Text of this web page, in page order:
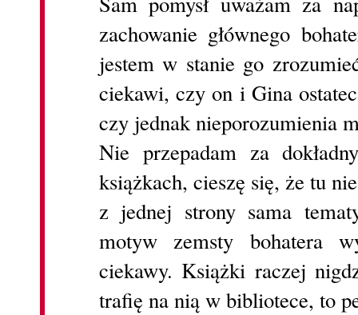
zachowanie głównego
jestem w stanie go
ciekawi, czy on i Gina
czy jednak nieporozumienia
Nie przepadam za
książkach, cieszę się, że tu
z jednej strony sama
motyw zemsty bohatera
ciekawy. Książki raczej
trafię na nią w bibliotece, to